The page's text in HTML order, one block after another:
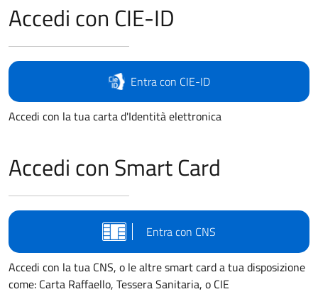
Accedi con CIE-ID
Entra con CIE-ID
Accedi con la tua carta d'Identità elettronica
Accedi con Smart Card
Entra con CNS
Accedi con la tua CNS, o le altre smart card a tua disposizione
come: Carta Raffaello, Tessera Sanitaria, o CIE